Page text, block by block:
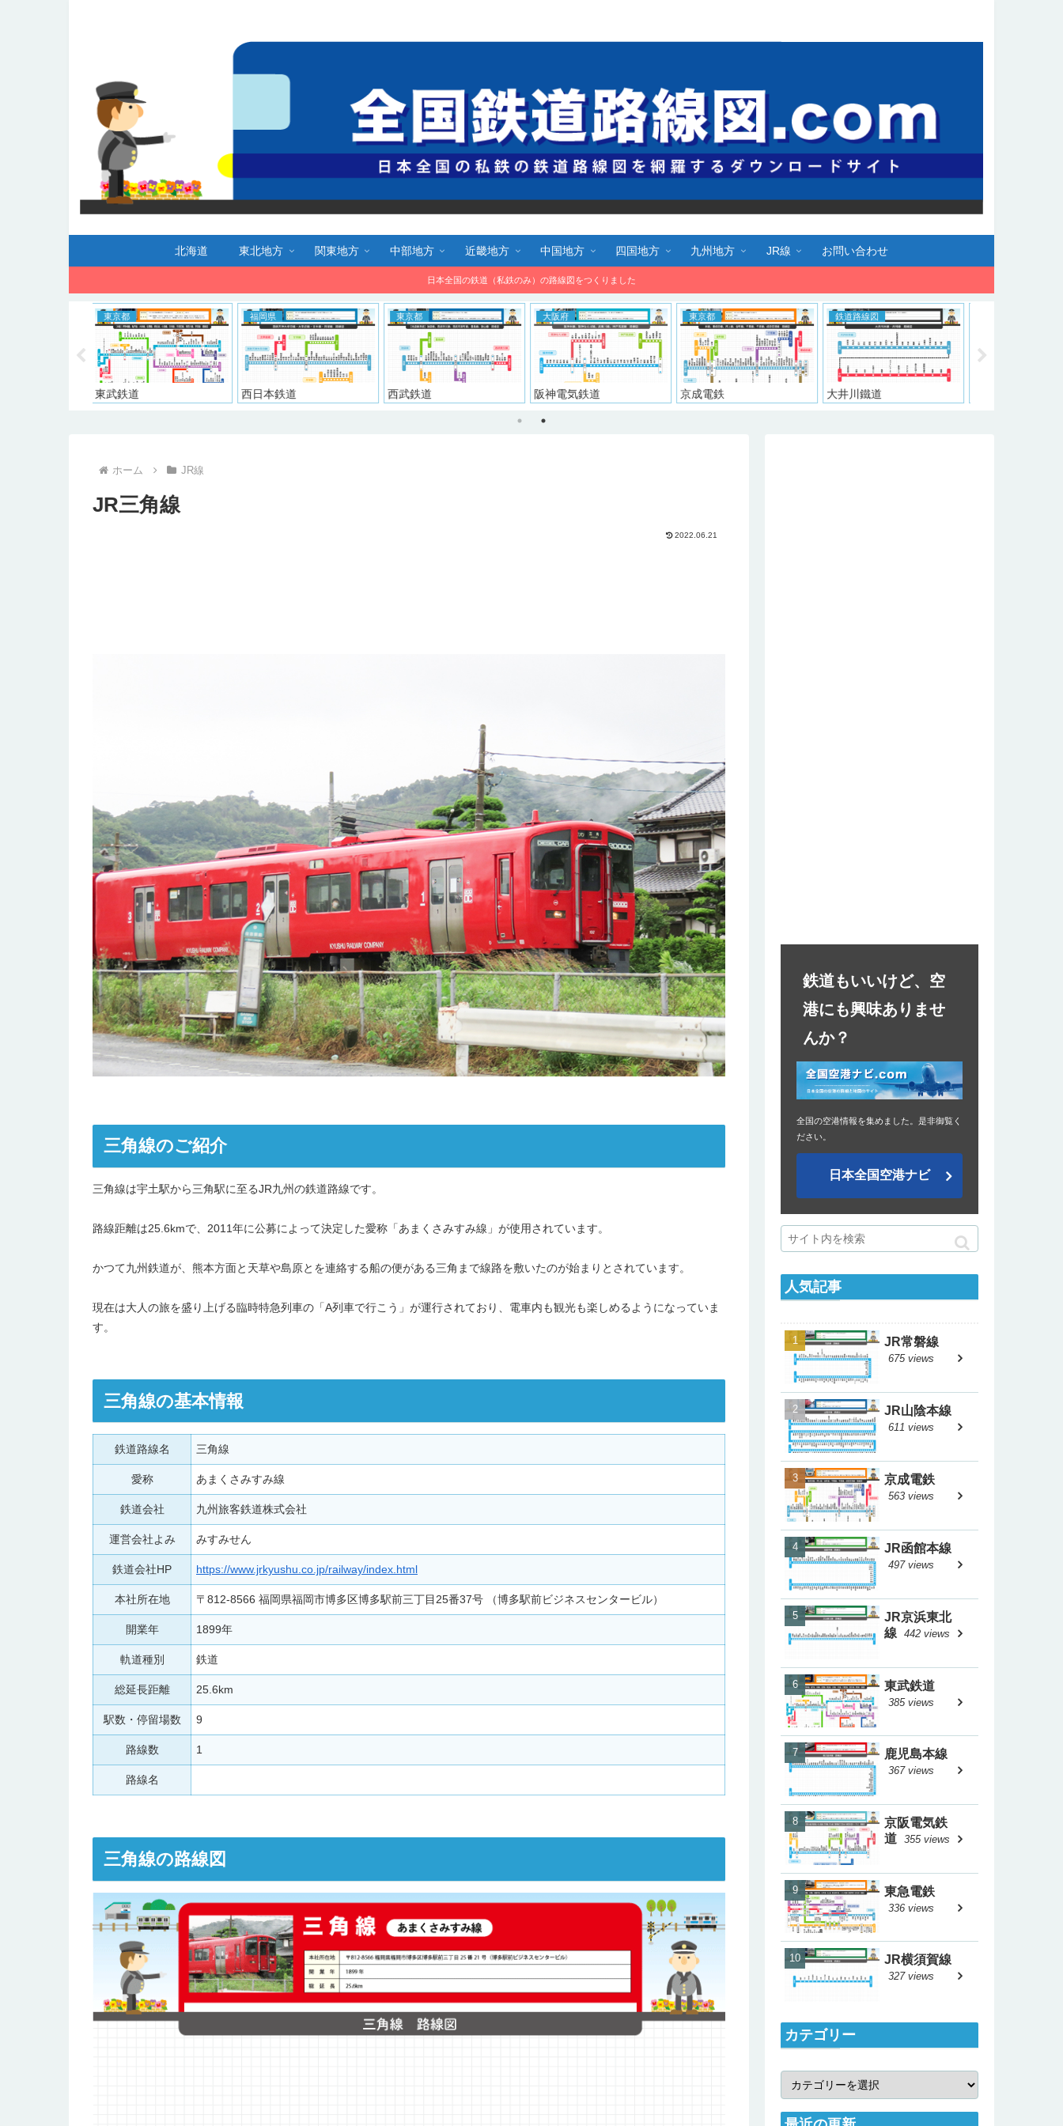
北海道 東北地方 関東地方 中部地方 近畿地方 中国地方 四国地方 九州地方 JR線 お問い合わせ
日本全国の鉄道（私鉄のみ）の路線図をつくりました
福岡県
西日本鉄道
東京都
西武鉄道
大阪府
阪神電気鉄道
東京都
京成電鉄
鉄道路線図
大井川鐵道
大阪府
京阪電気鉄道
ホーム JR線
JR三角線
2022.06.21
三角線のご紹介
三角線は宇土駅から三角駅に至るJR九州の鉄道路線です。
路線距離は25.6kmで、2011年に公募によって決定した愛称「あまくさみすみ線」が使用されています。
かつて九州鉄道が、熊本方面と天草や島原とを連絡する船の便がある三角まで線路を敷いたのが始まりとされています。
現在は大人の旅を盛り上げる臨時特急列車の「A列車で行こう」が運行されており、電車内も観光も楽しめるようになっていま
す。
三角線の基本情報
鉄道路線名 三角線
愛称 あまくさみすみ線
鉄道会社 九州旅客鉄道株式会社
運営会社よみ みすみせん
鉄道会社HP https://www.jrkyushu.co.jp/railway/index.html
本社所在地 〒812-8566 福岡県福岡市博多区博多駅前三丁目25番37号 （博多駅前ビジネスセンタービル）
開業年 1899年
軌道種別 鉄道
総延長距離 25.6km
駅数・停留場数 9
路線数 1
路線名
三角線の路線図
鉄道もいいけど、空
港にも興味ありませ
んか？
全国の空港情報を集めました。是非御覧く
ださい。
日本全国空港ナビ
人気記事
JR常磐線
675 views
JR山陰本線
611 views
京成電鉄
563 views
JR函館本線
497 views
JR京浜東北
線 442 views
東武鉄道
385 views
鹿児島本線
367 views
京阪電気鉄
道 355 views
東急電鉄
336 views
JR横須賀線
327 views
カテゴリー